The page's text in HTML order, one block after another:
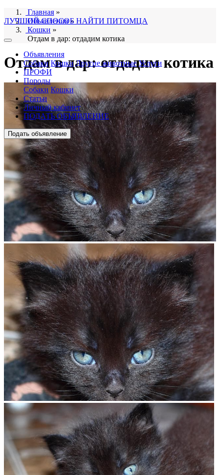
ЛУЧШИЙ СПОСОБ НАЙТИ ПИТОМЦА
Объявления
Собаки Кошки Другие животные Услуги
ПРОФИ
Породы
Собаки Кошки
Статьи
Личный кабинет
ПОДАТЬ ОБЪЯВЛЕНИЕ
Подать объявление
Главная »
Объявления»
Кошки »
Отдам в дар: отдадим котика
Отдам в дар: отдадим котика